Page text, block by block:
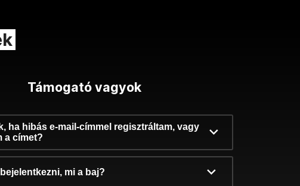
Támogató vagyok
ha hibás e-mail-címmel regisztráltam, vagy
a címet?
mi a baj?